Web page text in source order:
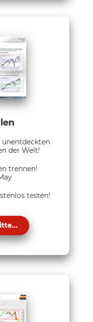
unentdeckten
der Welt!
trennen!
testen!